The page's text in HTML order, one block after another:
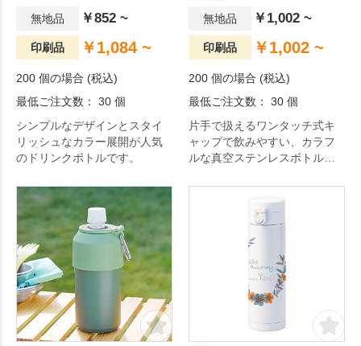
無地品 ￥852 ~
印刷品 ￥1,084 ~
200 個の場合 (税込)
最低ご注文数： 30 個
シンプルなデザインとスタイ
リッシュなカラー展開が人気
のドリンクボトルです。
無地品 ￥1,002 ~
印刷品 ￥1,002 ~
200 個の場合 (税込)
最低ご注文数： 30 個
片手で扱えるワンタッチ式キ
ャップで飲みやすい、カラフ
ルな真空ステンレスボトルで
る1本で、老若男女問わずに喜
ばれる商品です。